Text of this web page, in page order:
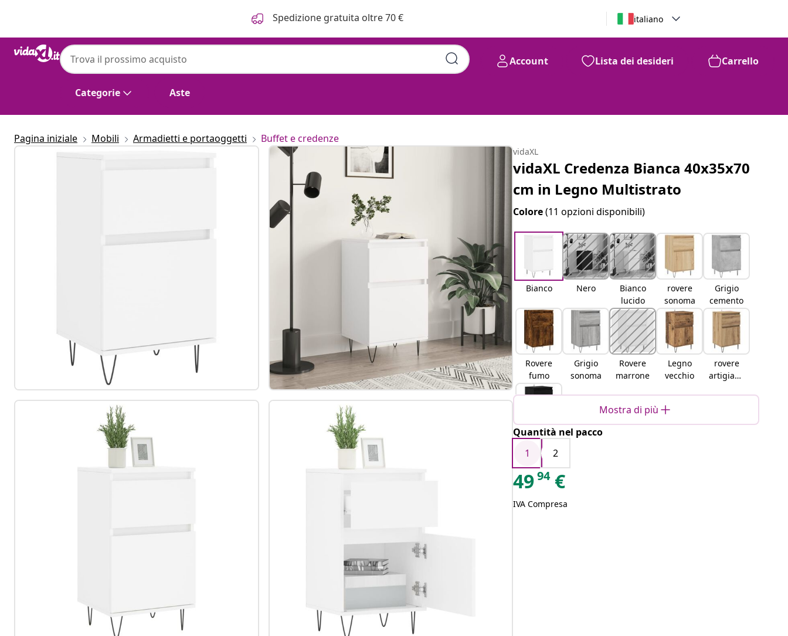
Spedizione gratuita oltre 70 € italiano
Categorie Aste
Account Lista dei desideri Carrello
Pagina iniziale Mobili Armadietti e portaoggetti Buffet e credenze
vidaXL
vidaXL Credenza Bianca 40x35x70
cm in Legno Multistrato
Colore(11 opzioni disponibili)
Bianco Nero
Bianco
lucido
rovere
sonoma
Grigio
cemento
Rovere
fumo
Grigio
sonoma
Rovere
marrone
Legno
vecchio
rovere
artigiana
Rovere
nero
Mostra di più
Quantità nel pacco
1
2
4994 €
IVA Compresa